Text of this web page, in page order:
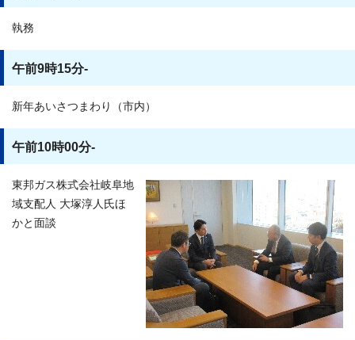
執務
午前9時15分-
新年あいさつまわり（市内）
午前10時00分-
東邦ガス株式会社岐阜地
域支配人 大塚淳人氏ほ
かと面談